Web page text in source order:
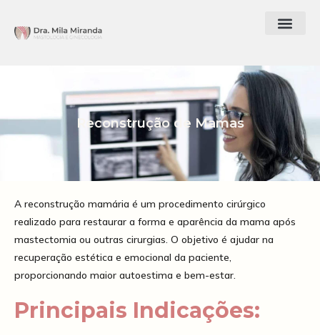
Reconstrução de Mamas
A reconstrução mamária é um procedimento cirúrgico
realizado para restaurar a forma e aparência da mama após
mastectomia ou outras cirurgias. O objetivo é ajudar na
recuperação estética e emocional da paciente,
proporcionando maior autoestima e bem-estar.
Principais Indicações: